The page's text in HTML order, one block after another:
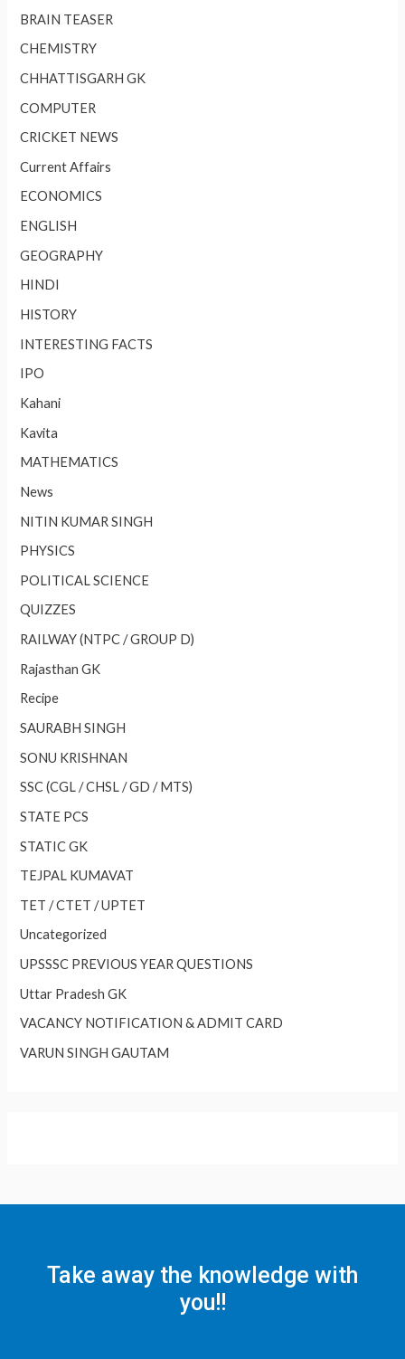
BRAIN TEASER
CHEMISTRY
CHHATTISGARH GK
COMPUTER
CRICKET NEWS
Current Affairs
ECONOMICS
ENGLISH
GEOGRAPHY
HINDI
HISTORY
INTERESTING FACTS
IPO
Kahani
Kavita
MATHEMATICS
News
NITIN KUMAR SINGH
PHYSICS
POLITICAL SCIENCE
QUIZZES
RAILWAY (NTPC / GROUP D)
Rajasthan GK
Recipe
SAURABH SINGH
SONU KRISHNAN
SSC (CGL / CHSL / GD / MTS)
STATE PCS
STATIC GK
TEJPAL KUMAVAT
TET / CTET / UPTET
Uncategorized
UPSSSC PREVIOUS YEAR QUESTIONS
Uttar Pradesh GK
VACANCY NOTIFICATION & ADMIT CARD
VARUN SINGH GAUTAM
Take away the knowledge with
you!!